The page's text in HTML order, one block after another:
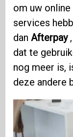
om uw
services
danAfterpay,
dat te
nog meer is,
deze andere